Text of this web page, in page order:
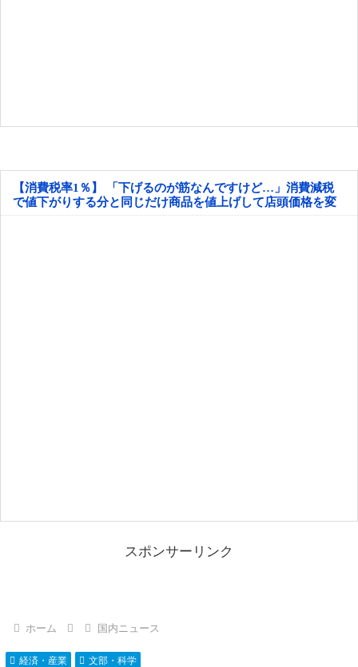
【消費税率1％】 「下げるのが筋なんですけど…」消費減税
で値下がりする分と同じだけ商品を値上げして店頭価格を変
えない店も
スポンサーリンク
ホーム 国内ニュース
経済・産業 文部・科学